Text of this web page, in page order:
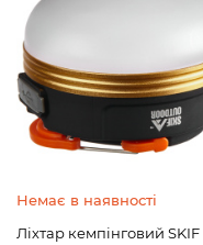
Немає в наявності
Ліхтар кемпінговий SKIF